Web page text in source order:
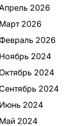
2026
Март 2026
Февраль 2026
Ноябрь 2024
Октябрь 2024
Сентябрь 2024
Июнь 2024
Май 2024